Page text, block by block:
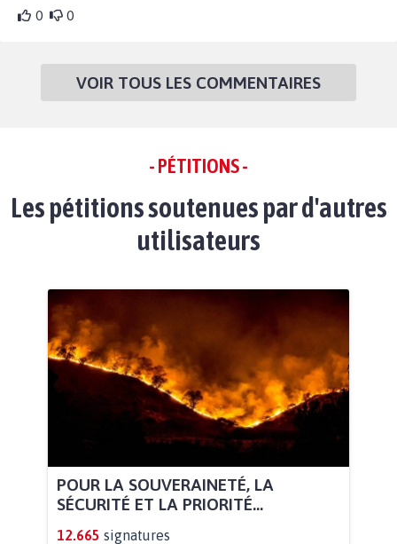
0 0
VOIR TOUS LES COMMENTAIRES
- PÉTITIONS -
Les pétitions soutenues par d'autres
utilisateurs
POUR LA SOUVERAINETÉ, LA
SÉCURITÉ ET LA PRIORITÉ...
12.665 signatures